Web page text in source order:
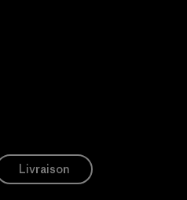
Livraison